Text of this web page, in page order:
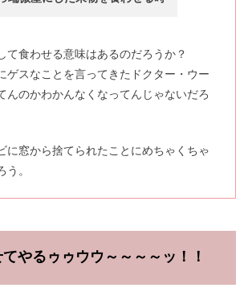
て食わせる意味はあるのだろうか？
ゲスなことを言ってきたドクター・ウー
んのかわかんなくなってんじゃないだろ
に窓から捨てられたことにめちゃくちゃ
う。
やるゥゥウウ～～～～ッ！！